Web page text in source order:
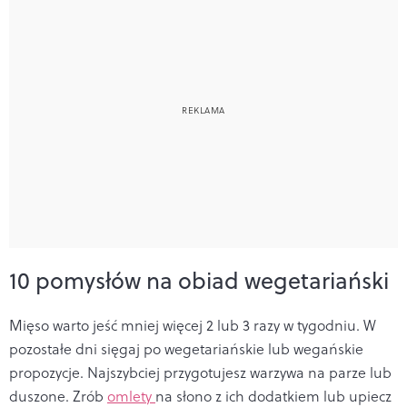
10 pomysłów na obiad wegetariański
Mięso warto jeść mniej więcej 2 lub 3 razy w tygodniu. W
pozostałe dni sięgaj po wegetariańskie lub wegańskie
propozycje. Najszybciej przygotujesz warzywa na parze lub
duszone. Zrób omlety na słono z ich dodatkiem lub upiecz